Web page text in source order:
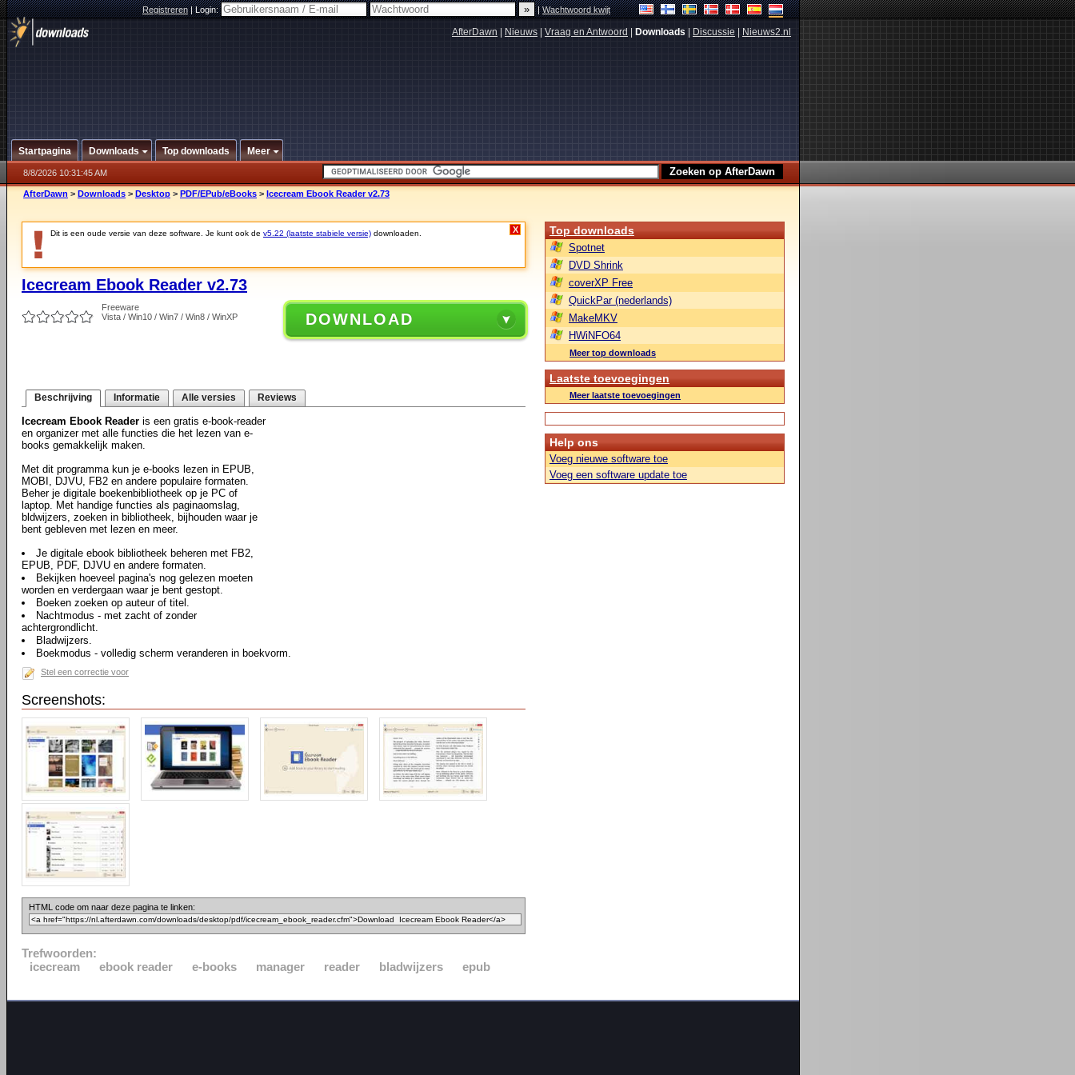
Registreren|Login: |Wachtwoord kwijt
AfterDawn Nieuws Vraag en Antwoord Downloads Discussie Nieuws2.nl
Startpagina Downloads Top downloads Meer
8/8/2026 10:31:45 AM
AfterDawn > Downloads > Desktop > PDF/EPub/eBooks > Icecream Ebook Reader v2.73
Dit is een oude versie van deze software. Je kunt ook de v5.22 (laatste stabiele versie) downloaden. X
Icecream Ebook Reader v2.73
Freeware
Vista / Win10 / Win7 / Win8 / WinXP
DOWNLOAD
Beschrijving Informatie Alle versies Reviews
Icecream Ebook Reader is een gratis e-book-reader
en organizer met alle functies die het lezen van e-
books gemakkelijk maken.
Met dit programma kun je e-books lezen in EPUB,
MOBI, DJVU, FB2 en andere populaire formaten.
Beher je digitale boekenbibliotheek op je PC of
laptop. Met handige functies als paginaomslag,
bldwijzers, zoeken in bibliotheek, bijhouden waar je
bent gebleven met lezen en meer.
Je digitale ebook bibliotheek beheren met FB2,
EPUB, PDF, DJVU en andere formaten.
Bekijken hoeveel pagina's nog gelezen moeten
worden en verdergaan waar je bent gestopt.
Boeken zoeken op auteur of titel.
Nachtmodus - met zacht of zonder
achtergrondlicht.
Bladwijzers.
Boekmodus - volledig scherm veranderen in boekvorm.
Stel een correctie voor
Screenshots:
HTML code om naar deze pagina te linken:
Trefwoorden:
icecream
ebook reader e-books manager reader bladwijzers epub
Top downloads
Spotnet
DVD Shrink
coverXP Free
QuickPar (nederlands)
MakeMKV
HWiNFO64
Meer top downloads
Laatste toevoegingen
Meer laatste toevoegingen
Help ons
Voeg nieuwe software toe
Voeg een software update toe